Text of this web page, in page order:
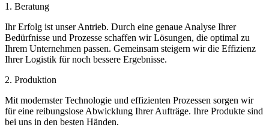
1. Beratung
Ihr Erfolg ist unser Antrieb. Durch eine genaue Analyse Ihrer
Bedürfnisse und Prozesse schaffen wir Lösungen, die optimal zu
Ihrem Unternehmen passen. Gemeinsam steigern wir die Effizienz
Ihrer Logistik für noch bessere Ergebnisse.
2. Produktion
Mit modernster Technologie und effizienten Prozessen sorgen wir
für eine reibungslose Abwicklung Ihrer Aufträge. Ihre Produkte sind
bei uns in den besten Händen.